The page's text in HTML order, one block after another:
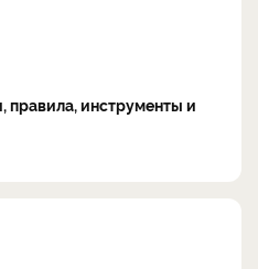
правила, инструменты и